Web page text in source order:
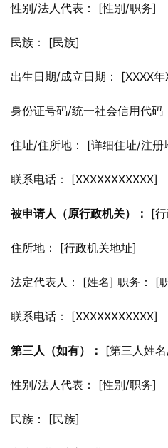
性别/法人代表： [性别/职务]
民族： [民族]
出生日期/成立日期： [XXXX年
身份证号码/统一社会信用代码
住址/住所地： [详细住址/注册
联系电话： [XXXXXXXXXXX]
被申请人（原行政机关）： [
住所地： [行政机关地址]
法定代表人： [姓名] 职务： [
联系电话： [XXXXXXXXXXX]
第三人（如有）： [第三人姓
性别/法人代表： [性别/职务]
民族： [民族]